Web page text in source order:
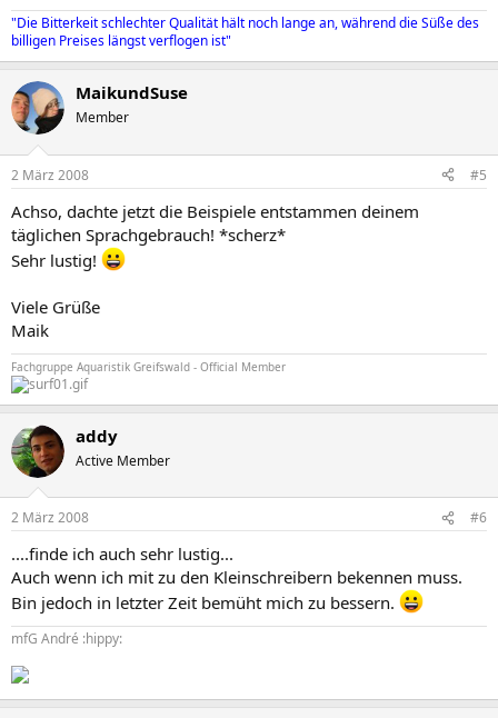
"Die Bitterkeit schlechter Qualität hält noch lange an, während die Süße des
billigen Preises längst verflogen ist"
MaikundSuse
Member
2 März 2008 #5
Achso, dachte jetzt die Beispiele entstammen deinem
täglichen Sprachgebrauch! *scherz*
Sehr lustig!
Viele Grüße
Maik
Fachgruppe Aquaristik Greifswald - Official Member
addy
Active Member
2 März 2008 #6
....finde ich auch sehr lustig...
Auch wenn ich mit zu den Kleinschreibern bekennen muss.
Bin jedoch in letzter Zeit bemüht mich zu bessern.
mfG André :hippy: